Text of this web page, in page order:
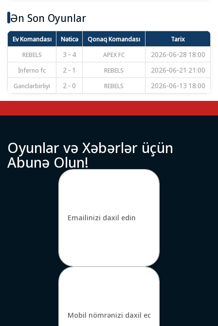
Ən Son Oyunlar
Ev Komandası Nəticə Qonaq Komandası
Tarix
REBELS
3 - 4 APEX FC
2026-06-28 18:00
İnferno fc
2 - 1 REBELS
2026-06-21 21:00
Gənclərbirliyi
2 - 0 REBELS 2026-06-13 18:00
Oyunlarvə Xəbərlər üçün
Abunə Olun!